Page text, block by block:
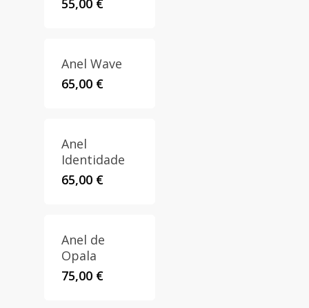
Anel Wave
65,00 €
Anel
Identidade
65,00 €
Anel de
Opala
75,00 €